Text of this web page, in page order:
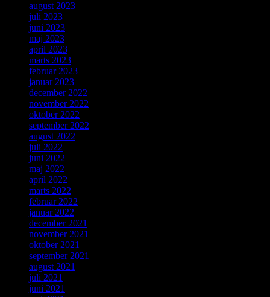
august 2023
juli 2023
juni 2023
maj 2023
april 2023
marts 2023
februar 2023
januar 2023
december 2022
november 2022
oktober 2022
september 2022
august 2022
juli 2022
juni 2022
maj 2022
april 2022
marts 2022
februar 2022
januar 2022
december 2021
november 2021
oktober 2021
september 2021
august 2021
juli 2021
juni 2021